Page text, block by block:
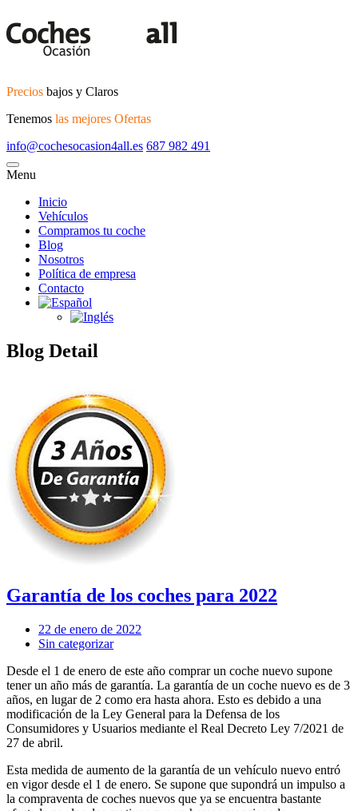
Precios bajos y Claros
Tenemos las mejores Ofertas
info@cochesocasion4all.es 687 982 491
Menu
Inicio
Vehículos
Compramos tu coche
Blog
Nosotros
Política de empresa
Contacto
Blog Detail
Garantía de los coches para 2022
22 de enero de 2022
Sin categorizar
Desde el 1 de enero de este año comprar un coche nuevo supone
tener un año más de garantía. La garantía de un coche nuevo es de 3
años, en lugar de 2 como era hasta ahora. Esto es debido a una
modificación de la Ley General para la Defensa de los
Consumidores y Usuarios mediante el Real Decreto Ley 7/2021 de
27 de abril.
Esta medida de aumento de la garantía de un vehículo nuevo entró
en vigor desde el 1 de enero. Se supone que supondrá un impulso a
la compraventa de coches nuevos que ya se encuentra bastante